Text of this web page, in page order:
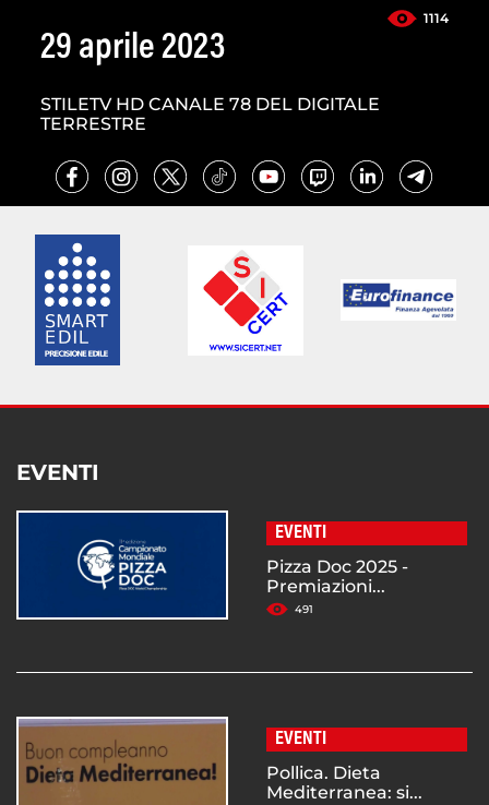
1114
29 aprile 2023
STILETV HD CANALE 78 DEL DIGITALE
TERRESTRE
EVENTI
EVENTI
Pizza Doc 2025 -
Premiazioni...
491
EVENTI
Pollica. Dieta
Mediterranea: si...